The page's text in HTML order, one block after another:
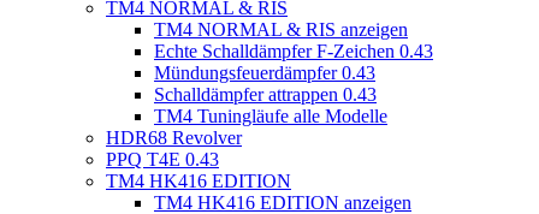
TM4 NORMAL & RIS
TM4 NORMAL & RIS anzeigen
Echte Schalldämpfer F-Zeichen 0.43
Mündungsfeuerdämpfer 0.43
Schalldämpfer attrappen 0.43
TM4 Tuningläufe alle Modelle
HDR68 Revolver
PPQ T4E 0.43
TM4 HK416 EDITION
TM4 HK416 EDITION anzeigen